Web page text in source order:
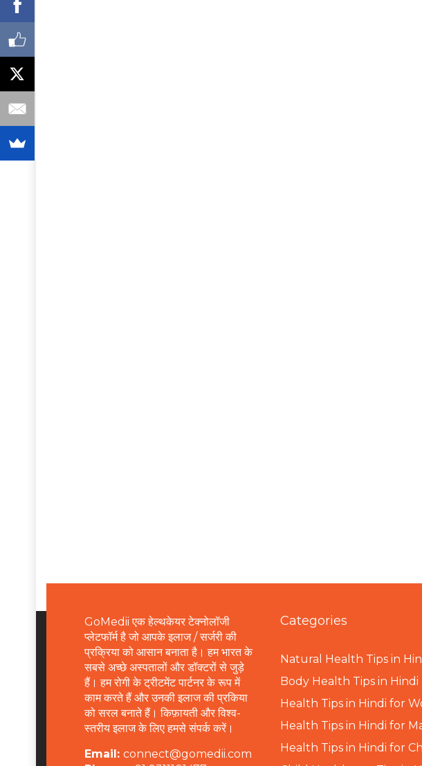
GoMedii एक हेल्थकेयर टेक्नोलॉजी
प्लेटफॉर्म है जो आपके इलाज / सर्जरी की
प्रक्रिया को आसान बनाता है। हम भारत के
सबसे अच्छे अस्पतालों और डॉक्टरों से जुड़े
हैं। हम रोगी के ट्रीटमेंट पार्टनर के रूप में
काम करते हैं और उनकी इलाज की प्रकिया
को सरल बनाते हैं। किफ़ायती और विश्व-
स्तरीय इलाज के लिए हमसे संपर्क करें।
Email: connect@gomedii.com
Categories
Natural Health Tips in
Body Health Tips in Hindi
Health Tips in Hindi for
Health Tips in Hindi for
Health Tips in Hindi for